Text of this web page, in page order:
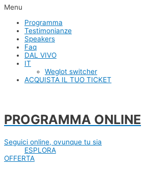
Menu
Programma
Testimonianze
Speakers
Faq
DAL VIVO
IT
Weglot switcher
ACQUISTA IL TUO TICKET
PROGRAMMA ONLINE
Seguici online, ovunque tu sia
ESPLORA
OFFERTA